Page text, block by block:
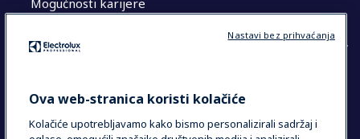
COUNTRY AND LANGUAGE
Ova web-stranica koristi kolačiće
Kolačiće upotrebljavamo kako bismo personalizirali sadržaj i
Nastavi bez prihvaćanja